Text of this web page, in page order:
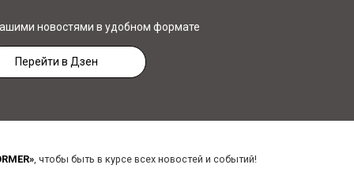
новостями в удобном формате
Перейти в Дзен
, чтобы быть в курсе всех новостей и событий!